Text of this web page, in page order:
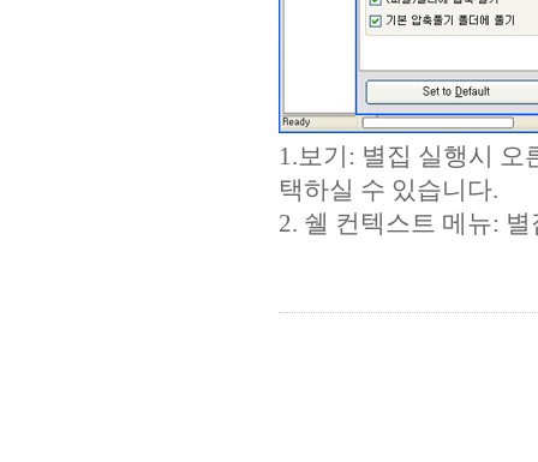
1.보기: 별집 실행시
택하실 수 있습니다.
2. 쉘 컨텍스트 메뉴: